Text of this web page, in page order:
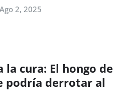
Ago 2, 2025
la cura: El hongo de
podría derrotar al